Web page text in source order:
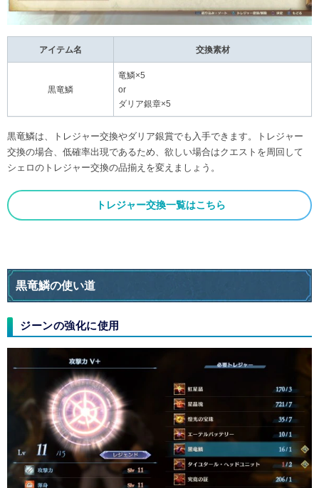
アイテム名 交換素材
黒竜鱗
竜鱗×5
or
ダリア銀章×5
黒竜鱗は、トレジャー交換やダリア銀賞でも入手できます。トレジャー
交換の場合、低確率出現であるため、欲しい場合はクエストを周回して
シェロのトレジャー交換の品揃えを変えましょう。
トレジャー交換一覧はこちら
黒竜鱗の使い道
ジーンの強化に使用